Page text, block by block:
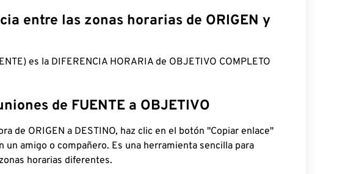
entre las zonas horarias de ORIGEN y
es la DIFERENCIA HORARIA de OBJETIVO COMPLETO
de FUENTE a OBJETIVO
de ORIGEN a DESTINO, haz clic en el botón "Copiar enlace"
un amigo o compañero. Es una herramienta sencilla para
horarias diferentes.